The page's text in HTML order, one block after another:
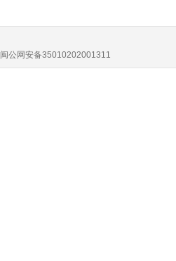
闽公网安备35010202001311